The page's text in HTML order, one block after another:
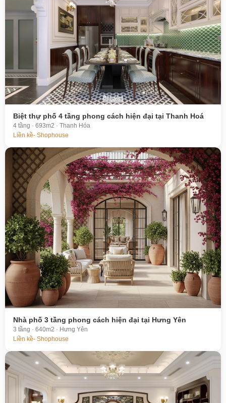
Biệt thự phố 4 tầng phong cách hiện đại tại Thanh Hoá
4 tầng · 693m2 · Thanh Hóa
Liền kề- Shophouse
Nhà phố 3 tầng phong cách hiện đại tại Hưng Yên
3 tầng · 640m2 · Hưng Yên
Liền kề- Shophouse